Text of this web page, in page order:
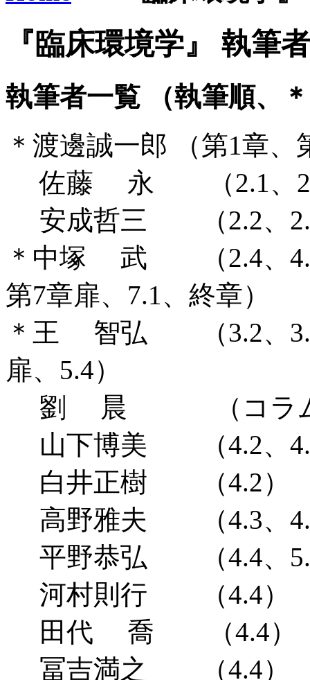
『臨床環境学』 執筆
執筆者一覧 （執筆順、
＊渡邊誠一郎 （第1章
佐藤 永 （2.1、2.2
安成哲三 （2.2、
＊中塚 武 （2.4、4.1
第7章扉、7.1、終章）
＊王 智弘 （3.2、3.3
扉、5.4）
劉 晨 （コラム1
山下博美 （4.2、
白井正樹 （4.2）
高野雅夫 （4.3、4.4
平野恭弘 （4.4、
河村則行 （4.4）
田代 喬 （4.4）
冨吉満之 （4.4）